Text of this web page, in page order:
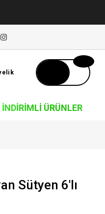
İNDIRIMLI ÜRÜNLER
Sütyen 6'lı